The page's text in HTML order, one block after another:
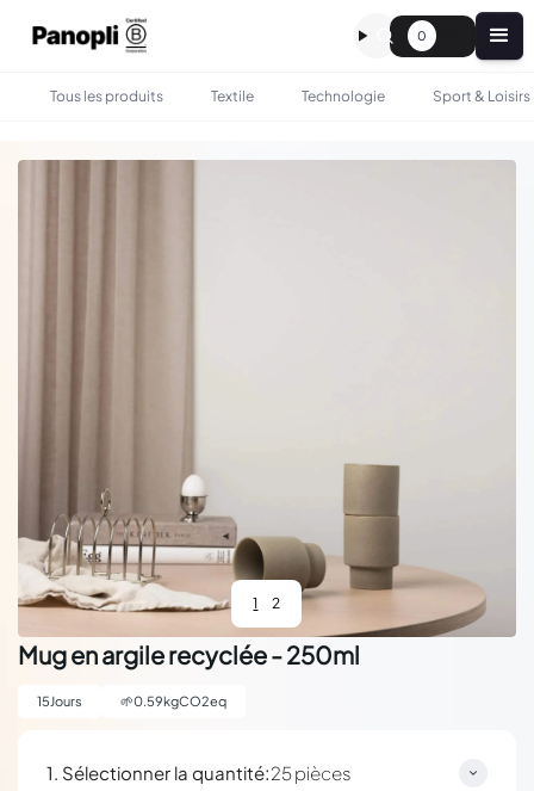
0
Tous les produits Textile Technologie Sport & Loisirs
1 2
Mug en argile recyclée - 250ml
15 Jours 🌱0.59kgCO2eq
1. Sélectionner la quantité:25 pièces